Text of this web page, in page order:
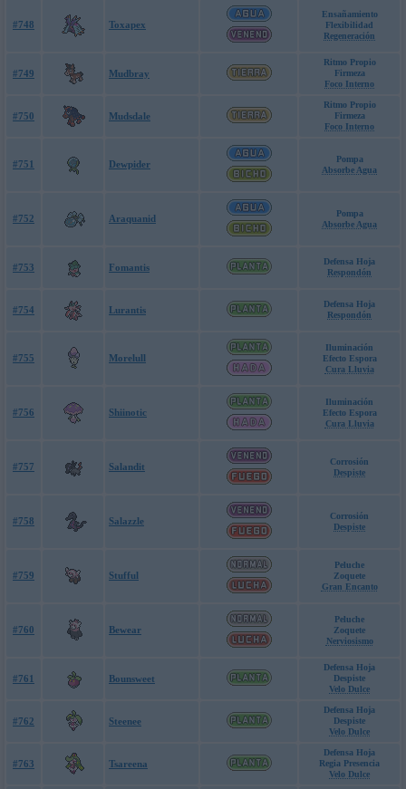
#748 Toxapex
Ensañamiento
Flexibilidad
Regeneración
#749 Mudbray
Ritmo Propio
Firmeza
Foco Interno
#750 Mudsdale
Ritmo Propio
Firmeza
Foco Interno
#751 Dewpider
Pompa
Absorbe Agua
#752 Araquanid
Pompa
Absorbe Agua
#753 Fomantis
Defensa Hoja
Respondón
#754 Lurantis
Defensa Hoja
Respondón
#755 Morelull
Iluminación
Efecto Espora
Cura Lluvia
#756 Shiinotic
Iluminación
Efecto Espora
Cura Lluvia
#757 Salandit
Corrosión
Despiste
#758 Salazzle
Corrosión
Despiste
#759 Stufful
Peluche
Zoquete
Gran Encanto
#760 Bewear
Peluche
Zoquete
Nerviosismo
#761 Bounsweet
Defensa Hoja
Despiste
Velo Dulce
#762 Steenee
Defensa Hoja
Despiste
Velo Dulce
#763 Tsareena
Defensa Hoja
Regia Presencia
Velo Dulce